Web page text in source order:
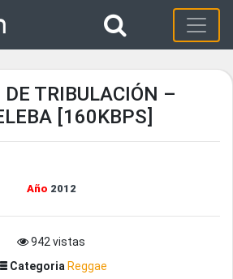
TRIBULACIÓN –
[160KBPS]
Año 2012
942 vistas
Categoria Reggae